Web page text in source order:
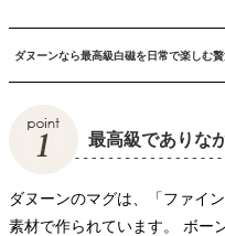
ダヌーンなら最高級白磁を日常で楽しむ
最高級でありな
ダヌーンのマグは、「ファイ
素材で作られています。 ボー